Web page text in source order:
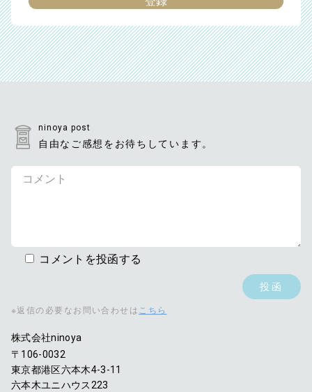
ninoya post
自由なご感想をお待ちしています。
コメントを投函する
※返信の必要なお問い合わせは こちら
株式会社ninoya
〒106-0032
東京都港区六本木4-3-11
六本木ユニハウス223